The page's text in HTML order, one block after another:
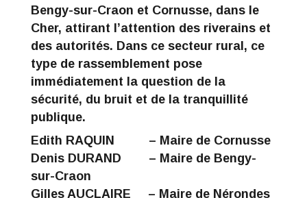
Bengy-sur-Craon et Cornusse, dans le
Cher, attirant l’attention des riverains et
des autorités. Dans ce secteur rural, ce
type de rassemblement pose
immédiatement la question de la
sécurité, du bruit et de la tranquillité
publique.
Edith RAQUIN – Maire de Cornusse
Denis DURAND – Maire de Bengy-
sur-Craon
Gilles AUCLAIRE – Maire de Nérondes